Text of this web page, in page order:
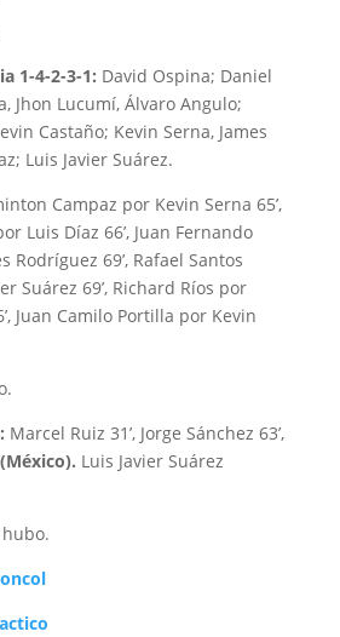
1-4-2-3-1: David Ospina; Daniel
Jhon Lucumí, Álvaro Angulo;
Castaño; Kevin Serna, James
Luis Javier Suárez.
Campaz por Kevin Serna 65’,
Luis Díaz 66’, Juan Fernando
Rodríguez 69’, Rafael Santos
Suárez 69’, Richard Ríos por
Juan Camilo Portilla por Kevin
Marcel Ruiz 31’, Jorge Sánchez 63’,
(México). Luis Javier Suárez